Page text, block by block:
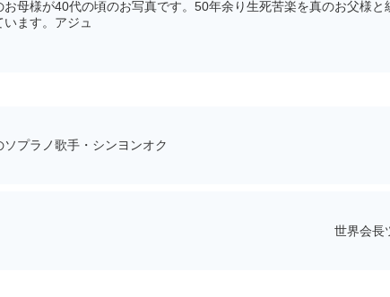
母様が40代の頃のお写真です。50年余り生死苦楽を真のお父様
ます。アジュ
プラノ歌手・シンヨンオク
世界会長